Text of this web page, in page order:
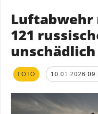
Luftabwehr
121
unschädlich
FOTO 10.01.2026